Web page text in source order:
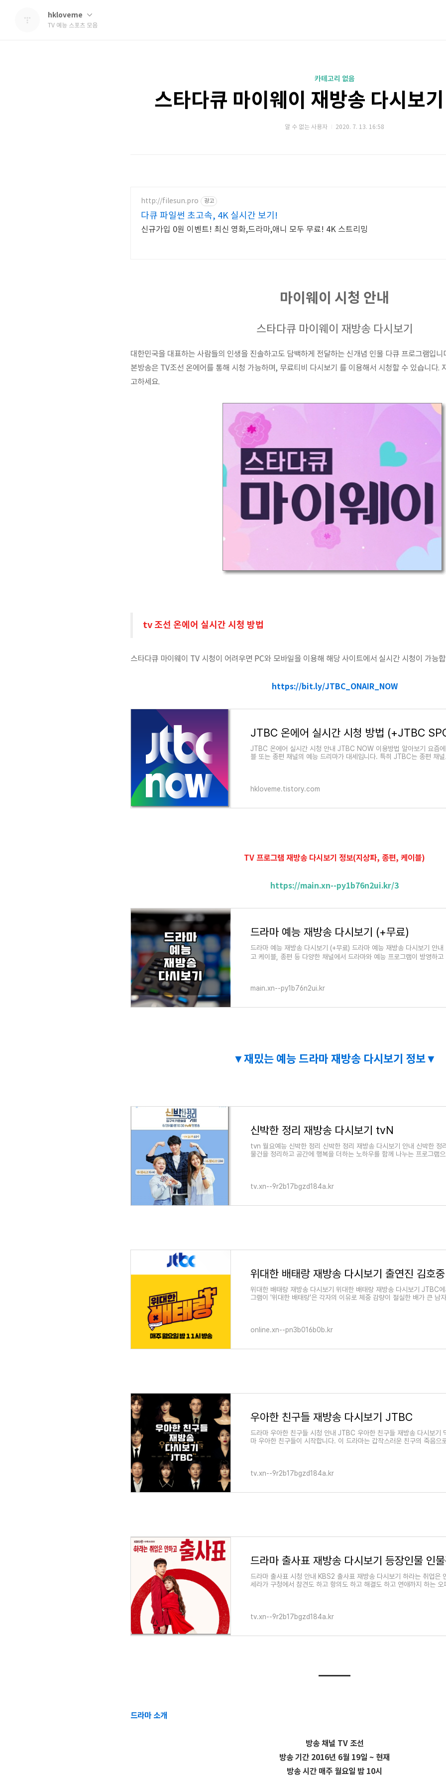
hkloveme
TV 예능 스포츠 모음
카테고리 없음
스타다큐 마이웨이 재방송 다시보
알 수 없는 사용자 2020. 7. 13. 16:58
http://filesun.pro 광고
다큐 파일썬 초고속, 4K 실시간 보기!
신규가입 0원 이벤트! 최신 영화,드라마,애니 모두 무료! 4K 스트리밍
마이웨이 시청 안내
스타다큐 마이웨이 재방송 다시보기
대한민국을 대표하는 사람들의 인생을 진솔하고도 담백하게 전달하는 신개념 인물 다큐 프로그램입니
본방송은 TV조선 온에어를 통해 시청 가능하며, 무료티비 다시보기 를 이용해서 시청할 수 있습니다.
고하세요.
tv 조선 온에어 실시간 시청 방법
스타다큐 마이웨이 TV 시청이 어려우면 PC와 모바일을 이용해 해당 사이트에서 실시간 시청이 가능
https://bit.ly/JTBC_ONAIR_NOW
JTBC 온에어 실시간 시청 안내 JTBC NOW 이용방법 알아보기 요즘
블 또는 종편 채널의 예능 드리마가 대세입니다. 특히 JTBC는 종편 채
hkloveme.tistory.com
TV 프로그램 재방송 다시보기 정보(지상파, 종편, 케이블)
https://main.xn--py1b76n2ui.kr/3
드라마 예능 재방송 다시보기 (+무료)
드라마 예능 재방송 다시보기 (+무료) 드라마 예능 재방송 다시보기 안
고 케이블, 종편 등 다양한 채널에서 드라마와 예능 프로그램이 방영하
main.xn--py1b76n2ui.kr
▼재밌는 예능 드라마 재방송 다시보기 정보▼
신박한 정리 재방송 다시보기 tvN
tvn 월요예능 신박한 정리 신박한 정리 재방송 다시보기 안내 신박한 정
물건을 정리하고 공간에 행복을 더하는 노하우를 함께 나누는 프로그램
tv.xn--9r2b17bgzd184a.kr
위대한 배태랑 재방송 다시보기 위대한 배태랑 재방송 다시보기 JTBC
그램이 '위대한 배태랑'은 각자의 이유로 체중 감량이 절실한 배가 큰 남
online.xn--pn3b016b0b.kr
우아한 친구들 재방송 다시보기 JTBC
드라마 우아한 친구들 시청 안내 JTBC 우아한 친구들 재방송 다시보기
마 우아한 친구들이 시작합니다. 이 드라마는 갑작스러운 친구의 죽음으
tv.xn--9r2b17bgzd184a.kr
드라마 출사표 시청 안내 KBS2 출사표 재방송 다시보기 하라는 취업은
세라가 구청에서 참견도 하고 항의도 하고 해결도 하고 연애까지 하는 오
tv.xn--9r2b17bgzd184a.kr
드라마 소개
방송 채널 TV 조선
방송 기간 2016년 6월 19일 ~ 현재
방송 시간 매주 월요일 밤 10시